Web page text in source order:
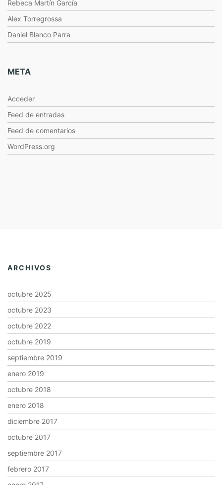
Rebeca Martín García
Alex Torregrossa
Daniel Blanco Parra
META
Acceder
Feed de entradas
Feed de comentarios
WordPress.org
ARCHIVOS
octubre 2025
octubre 2023
octubre 2022
octubre 2019
septiembre 2019
enero 2019
octubre 2018
enero 2018
diciembre 2017
octubre 2017
septiembre 2017
febrero 2017